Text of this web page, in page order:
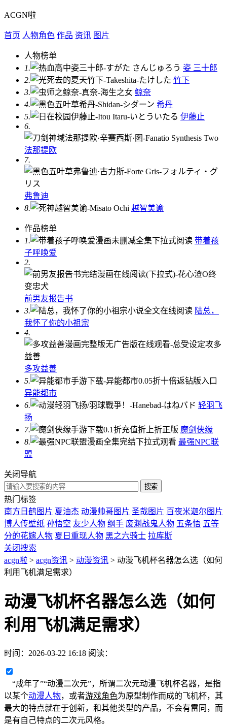
ACGN啦
首页 人物角色 作品 资讯 图片
人物榜单
1.
姿 三十郎
2.
竹下
3.
鲸奈
4.
希丹
5.
伊藤止
6.
法那提欧
7.
弗鲁迪
8.
越智美谕
作品榜单
1.
带着孩
子呼唤爱
2.
前男友报告书
3.
陆总，
我怀了你的小祖宗
4.
多攻益善
5.
异能都市
6.
轻羽飞
扬
7.
魔剑侠缘
8.
最强NPC联
盟
关闭导航
热门标签
南方日鹤图片 夏油杰 动漫帅哥图片 圣哉图片 百夜米迦尔图片
博人传壁纸 孙悟空 友少人物 纲手 废渊战鬼人物 五条悟 五等
分的花嫁人物 夏日重现人物 黑之六骑士 拉库斯
关闭搜索
acgn啦 > acgn资讯 > 动漫资讯 > 动漫飞机杯名器怎么选（如何
利用飞机满足需求）
动漫飞机杯名器怎么选（如何
利用飞机满足需求）
时间： 2026-03-22 16:18 阅读：
“成年了”“动漫二次元”，所谓二次元动漫飞机杯名器，是指
以某个动漫人物，或者游戏角色为原型制作而成的飞机杯，其
最大的特点就在于创新，和其他类型的产品，不会有雷同，而
是有自己特点的二次元风格。